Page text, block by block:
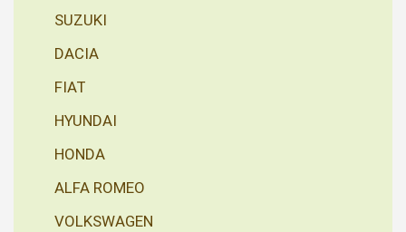
SUZUKI
DACIA
FIAT
HYUNDAI
HONDA
ALFA ROMEO
VOLKSWAGEN